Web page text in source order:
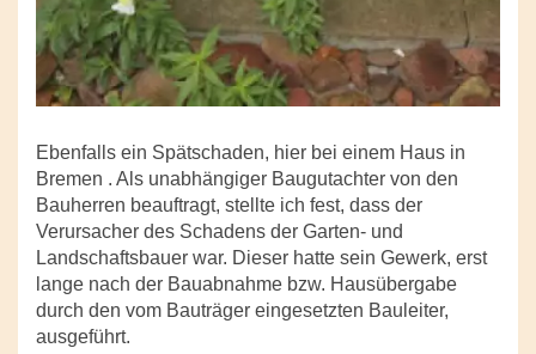
Ebenfalls ein Spätschaden, hier bei einem Haus in
Bremen . Als unabhängiger Baugutachter von den
Bauherren beauftragt, stellte ich fest, dass der
Verursacher des Schadens der Garten- und
Landschaftsbauer war. Dieser hatte sein Gewerk, erst
lange nach der Bauabnahme bzw. Hausübergabe
durch den vom Bauträger eingesetzten Bauleiter,
ausgeführt.